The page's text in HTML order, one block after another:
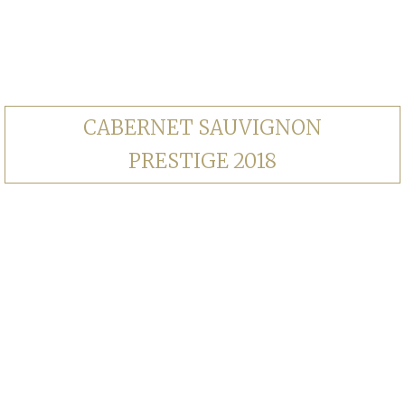
CABERNET SAUVIGNON
PRESTIGE 2018